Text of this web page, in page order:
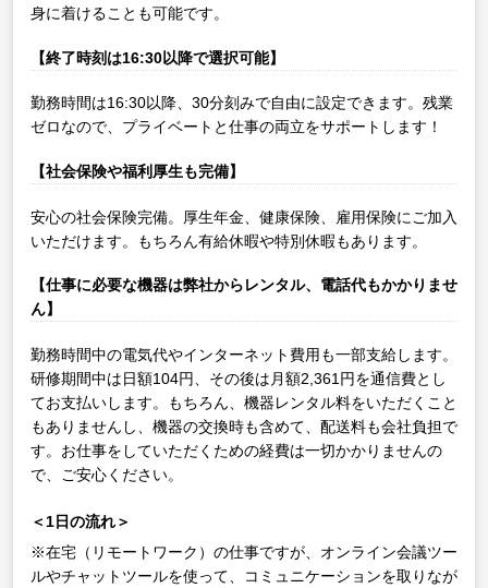
身に着けることも可能です。
【終了時刻は16:30以降で選択可能】
勤務時間は16:30以降、30分刻みで自由に設定できます。残業
ゼロなので、プライベートと仕事の両立をサポートします！
【社会保険や福利厚生も完備】
安心の社会保険完備。厚生年金、健康保険、雇用保険にご加入
いただけます。もちろん有給休暇や特別休暇もあります。
【仕事に必要な機器は弊社からレンタル、電話代もかかりませ
ん】
勤務時間中の電気代やインターネット費用も一部支給します。
研修期間中は日額104円、その後は月額2,361円を通信費とし
てお支払いします。もちろん、機器レンタル料をいただくこと
もありませんし、機器の交換時も含めて、配送料も会社負担で
す。お仕事をしていただくための経費は一切かかりませんの
で、ご安心ください。
＜1日の流れ＞
※在宅（リモートワーク）の仕事ですが、オンライン会議ツー
ルやチャットツールを使って、コミュニケーションを取りなが